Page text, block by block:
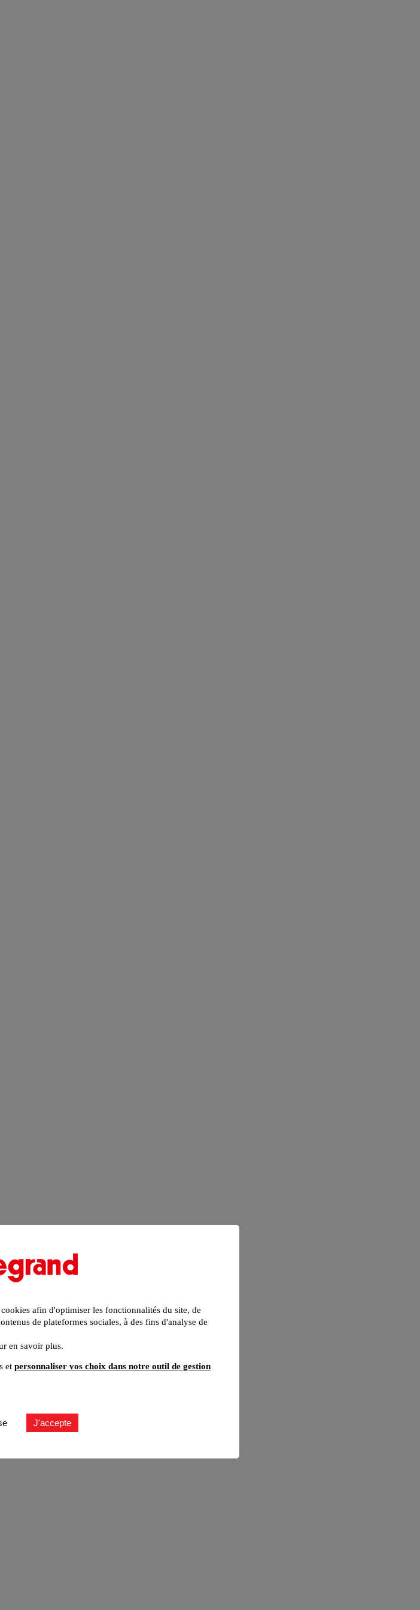
afin d'optimiser les fonctionnalités du site, de
de plateformes sociales, à des fins d'analyse de
en savoir plus.
et personnaliser vos choix dans notre outil de gestion
J'accepte